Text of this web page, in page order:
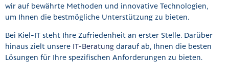
wir auf bewährte Methoden und innovative Technologien,
um Ihnen die bestmögliche Unterstützung zu bieten.
Bei Kiel-IT steht Ihre Zufriedenheit an erster Stelle. Darüber
hinaus zielt unsere IT-Beratung darauf ab, Ihnen die besten
Lösungen für Ihre spezifischen Anforderungen zu bieten.